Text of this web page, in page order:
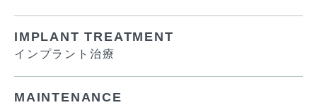
IMPLANT TREATMENT
インプラント治療
MAINTENANCE